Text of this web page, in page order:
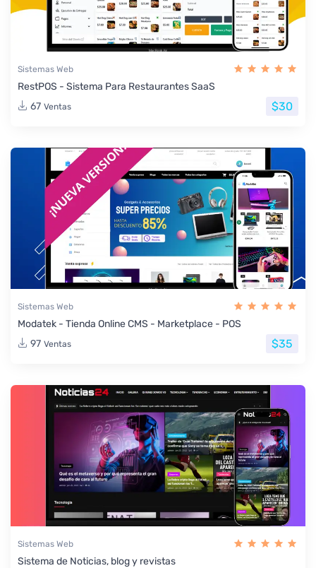
Sistemas Web
RestPOS - Sistema Para Restaurantes SaaS
67 Ventas $30
Sistemas Web
Modatek - Tienda Online CMS - Marketplace - POS
97 Ventas $35
Sistemas Web
Sistema de Noticias, blog y revistas